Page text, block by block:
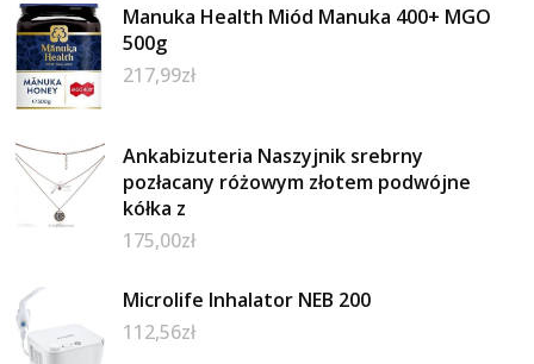
Manuka Health Miód Manuka 400+ MGO
500g
217,99zł
Ankabizuteria Naszyjnik srebrny
pozłacany różowym złotem podwójne
kółka z
175,00zł
Microlife Inhalator NEB 200
112,56zł